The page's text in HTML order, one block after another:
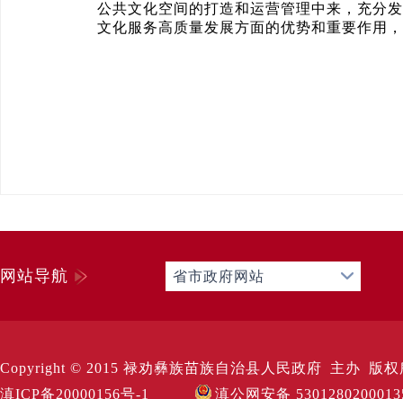
公共文化空间的打造和运营管理中来，充分
文化服务高质量发展方面的优势和重要作用
网站导航 省市政府网站
Copyright © 2015 禄劝彝族苗族自治县人民政府 主办 版
滇ICP备20000156号-1
滇公网安备